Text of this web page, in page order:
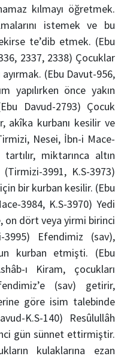
kılmayı öğretmek.
istemek ve bu
te’dib etmek. (Ebu
2337, 2338) Çocuklar
(Ebu Davut-956,
yapılırken önce yakın
Davud-2793) Çocuk
akîka kurbanı kesilir ve
Nesei, İbn-i Mace-
miktarınca altın
3991, K.S-3973)
bir kurban kesilir. (Ebu
3984, K.S-3970) Yedi
on dört veya yirmi birinci
Efendimiz (sav),
kurban etmişti. (Ebu
ı Kiram, çocukları
(sav) getirir,
göre isim talebinde
K.S-140) Resûlullâh
gün sünnet ettirmiştir.
kulaklarına ezan